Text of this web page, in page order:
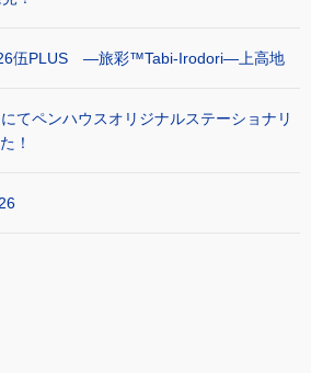
伍PLUS ―旅彩™Tabi-Irodori―上高地
てペンハウスオリジナルステーショナリ
！